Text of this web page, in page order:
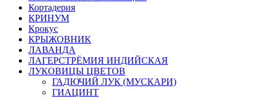
Кортадерия
КРИНУМ
Крокус
КРЫЖОВНИК
ЛАВАНДА
ЛАГЕРСТРЁМИЯ ИНДИЙСКАЯ
ЛУКОВИЦЫ ЦВЕТОВ
ГАДЮЧИЙ ЛУК (МУСКАРИ)
ГИАЦИНТ